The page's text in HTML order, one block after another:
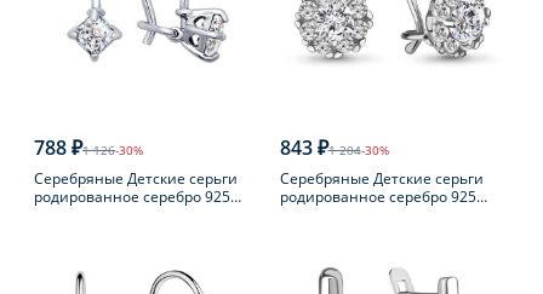
788 ₽1 126-30%
Серебряные Детские серьги
родированное серебро 925
843 ₽1 204-30%
Серебряные Детские серьги
родированное серебро 925